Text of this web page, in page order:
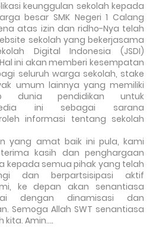
keunggulan sekolah kepada
besar SMK Negeri 1 Calang
atas izin dan ridho-Nya telah
sekolah yang bekerjasama
Digital Indonesia (JSDI)
ini akan memberi kesempatan
seluruh warga sekolah, stake
umum lainnya yang memiliki
dunia pendidikan untuk
ini sebagai sarana
informasi tentang sekolah
yang amat baik ini pula, kami
kasih dan penghargaan
kepada semua pihak yang telah
dan berpartsisipasi aktif
ke depan akan senantiasa
dengan dinamisasi dan
Semoga Allah SWT senantiasa
kita. Amin….